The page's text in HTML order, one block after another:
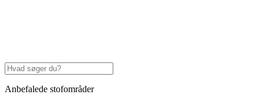
Anbefalede stofområder